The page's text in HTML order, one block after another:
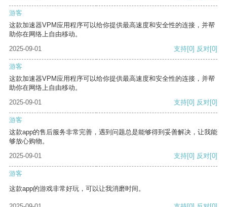
游客
这款加速器VPM应用程序可以给你提供最高速度和安全性的连接，并帮
助你在网络上自由移动。
2025-09-01
支持[0] 反对[0]
游客
这款加速器VPM应用程序可以给你提供最高速度和安全性的连接，并帮
助你在网络上自由移动。
2025-09-01
支持[0] 反对[0]
游客
这款app的售后服务非常完善，遇到问题总是能够得到妥善解决，让我能
够放心购物。
2025-09-01
支持[0] 反对[0]
游客
这款app的游戏非常好玩，可以让我消磨时间。